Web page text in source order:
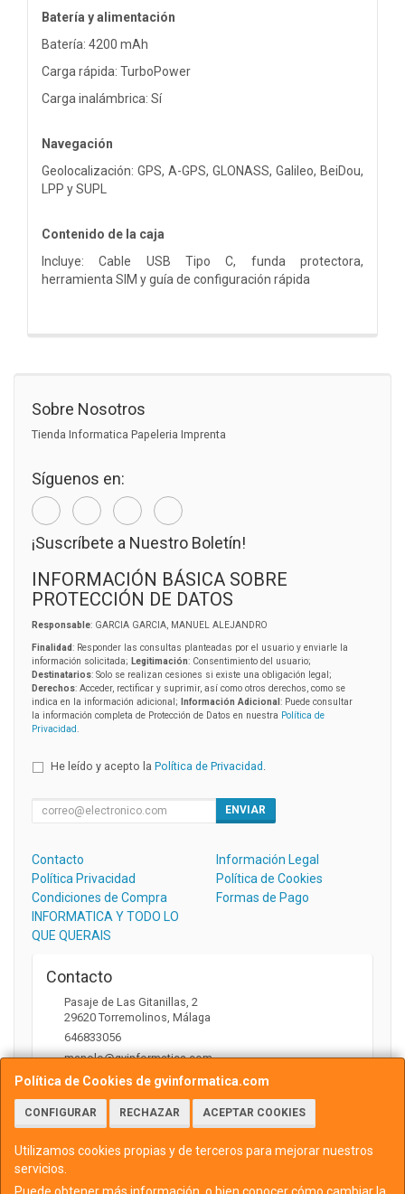
Batería y alimentación
Batería: 4200 mAh
Carga rápida: TurboPower
Carga inalámbrica: Sí
Navegación
Geolocalización: GPS, A-GPS, GLONASS, Galileo, BeiDou,
LPP y SUPL
Contenido de la caja
Incluye: Cable USB Tipo C, funda protectora,
herramienta SIM y guía de configuración rápida
Política de Cookies de gvinformatica.com
CONFIGURAR RECHAZAR ACEPTAR COOKIES
Utilizamos cookies propias y de terceros para mejorar nuestros
servicios.
Sobre Nosotros
Tienda Informatica Papeleria Imprenta
Síguenos en:
¡Suscríbete a Nuestro Boletín!
INFORMACIÓN BÁSICA SOBRE
PROTECCIÓN DE DATOS
Responsable: GARCIA GARCIA, MANUEL ALEJANDRO
Finalidad: Responder las consultas planteadas por el usuario y enviarle la
información solicitada; Legitimación: Consentimiento del usuario;
Destinatarios: Solo se realizan cesiones si existe una obligación legal;
Derechos: Acceder, rectificar y suprimir, así como otros derechos, como se
indica en la información adicional;
Información Adicional : Puede consultar
la información completa de Protección de Datos en nuestra Política de
Privacidad
He leído y acepto la Política de Privacidad
ENVIAR
Contacto
Información Legal
Política Privacidad
Política de Cookies
Condiciones de Compra
Formas de Pago
INFORMATICA Y TODO LO
QUE QUERAIS
Contacto
Pasaje de Las Gitanillas, 2
29620 Torremolinos Málaga
646833056
manolo@gvinformatica.com
Horario
10:00 a 13:30 y 16:00 a 18:00